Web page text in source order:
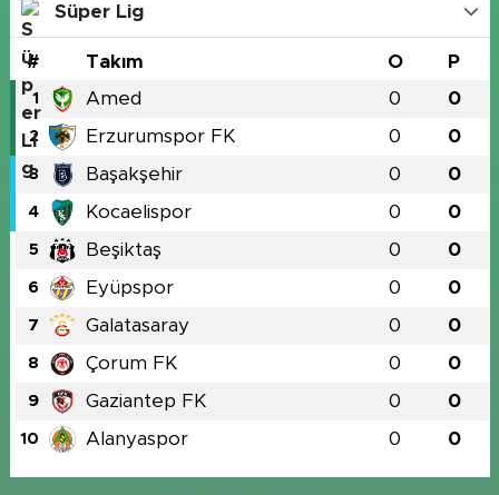
Süper Lig
# Takım O P
1 Amed 0 0
2 Erzurumspor FK 0 0
3 Başakşehir 0 0
4 Kocaelispor 0 0
5 Beşiktaş 0 0
6 Eyüpspor 0 0
7 Galatasaray 0 0
8 Çorum FK 0 0
9 Gaziantep FK 0 0
10 Alanyaspor 0 0